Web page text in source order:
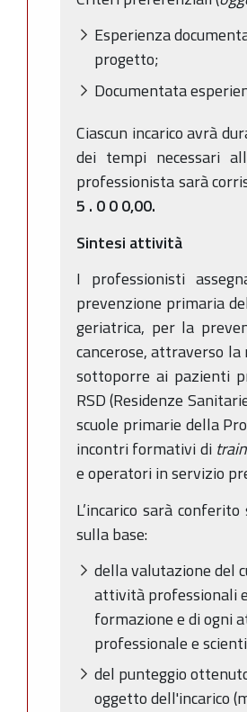
Esperienza
progetto;
Documentata
Ciascun incarico avrà
dei tempi necessari
professionista sarà
5 . 000,00.
Sintesi attività
I professionisti
prevenzione primaria
geriatrica, per la
cancerose, attraverso
sottoporre ai pazienti
RSD (Residenze
scuole primarie della
incontri formativi di
e operatori in servizio
L’incarico sarà
sulla base:
della valutazione del
attività professionali
formazione e di ogni
professionale e
del punteggio
oggetto dell'incarico